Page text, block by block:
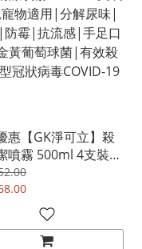
惠【GK淨可立】殺
噴霧 500ml 4支裝
物適用|分解尿味|
霉|抗流感|手足口
黃葡萄球菌|有效殺
冠狀病毒COVID-19